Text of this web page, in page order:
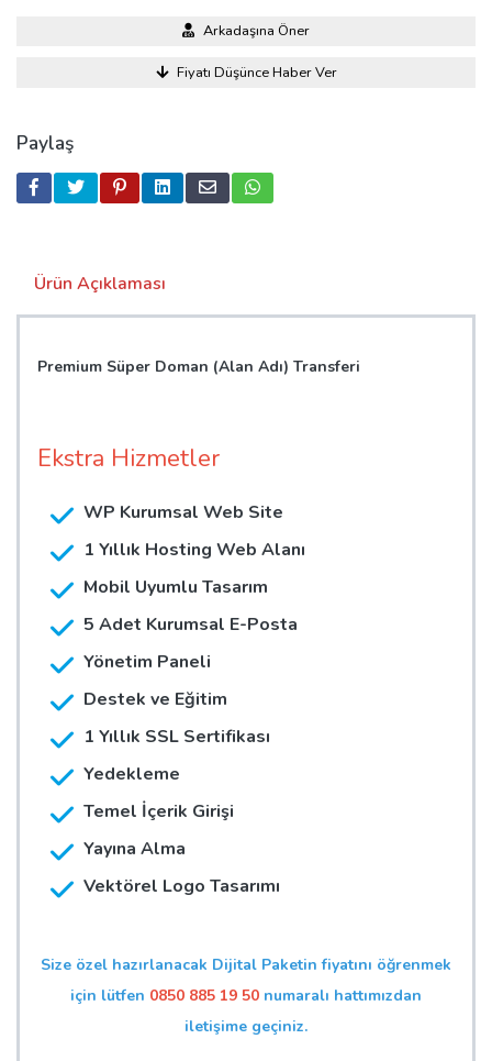
Arkadaşına Öner
Fiyatı Düşünce Haber Ver
Paylaş
Ürün Açıklaması
Premium Süper Doman (Alan Adı) Transferi
Ekstra Hizmetler
WP Kurumsal Web Site
1 Yıllık Hosting Web Alanı
Mobil Uyumlu Tasarım
5 Adet Kurumsal E-Posta
Yönetim Paneli
Destek ve Eğitim
1 Yıllık SSL Sertifikası
Yedekleme
Temel İçerik Girişi
Yayına Alma
Vektörel Logo Tasarımı
Size özel hazırlanacak Dijital Paketin fiyatını öğrenmek
için lütfen 0850 885 19 50 numaralı hattımızdan
iletişime geçiniz.